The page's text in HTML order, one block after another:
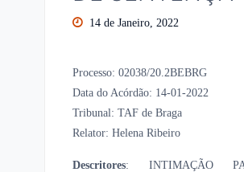
14 de Janeiro, 2022
Processo: 02038/20.2BEBRG
Data do Acórdão: 14-01-2022
Tribunal: TAF de Braga
Relator: Helena Ribeiro
Descritores: INTIMAÇÃO